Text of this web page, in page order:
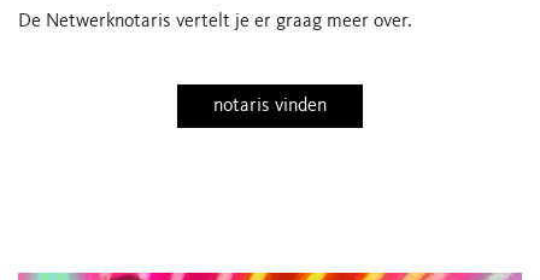
De Netwerknotaris vertelt je er graag meer over.
notaris vinden